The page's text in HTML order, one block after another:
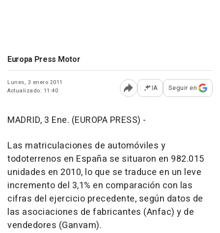
Europa Press Motor
Lunes, 3 enero 2011
Actualizado: 11:40
Abrir opciones para
IA Seguir en
MADRID, 3 Ene. (EUROPA PRESS) -
Las matriculaciones de automóviles y
todoterrenos en España se situaron en 982.015
unidades en 2010, lo que se traduce en un leve
incremento del 3,1% en comparación con las
cifras del ejercicio precedente, según datos de
las asociaciones de fabricantes (Anfac) y de
vendedores (Ganvam).